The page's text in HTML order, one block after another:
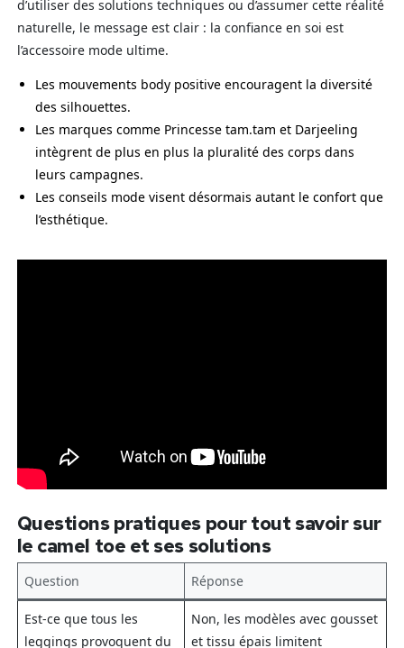
d’utiliser des solutions techniques ou d’assumer cette réalité
naturelle, le message est clair : la confiance en soi est
l’accessoire mode ultime.
Les mouvements body positive encouragent la diversité
des silhouettes.
Les marques comme Princesse tam.tam et Darjeeling
intègrent de plus en plus la pluralité des corps dans
leurs campagnes.
Les conseils mode visent désormais autant le confort que
l’esthétique.
Questions pratiques pour tout savoir sur
le camel toe et ses solutions
Question Réponse
Est-ce que tous les
leggings provoquent du
Non, les modèles avec gousset
et tissu épais limitent